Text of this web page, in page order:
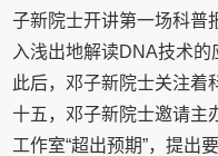
子新院士开讲第一场科普
入浅出地解读DNA技术的
此后，邓子新院士关注着
十五，邓子新院士邀请主
工作室“超出预期”，提出